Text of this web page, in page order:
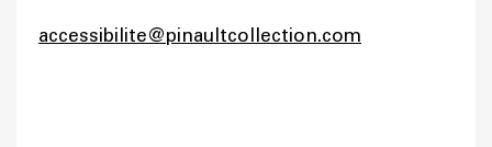
accessibilite@pinaultcollection.com